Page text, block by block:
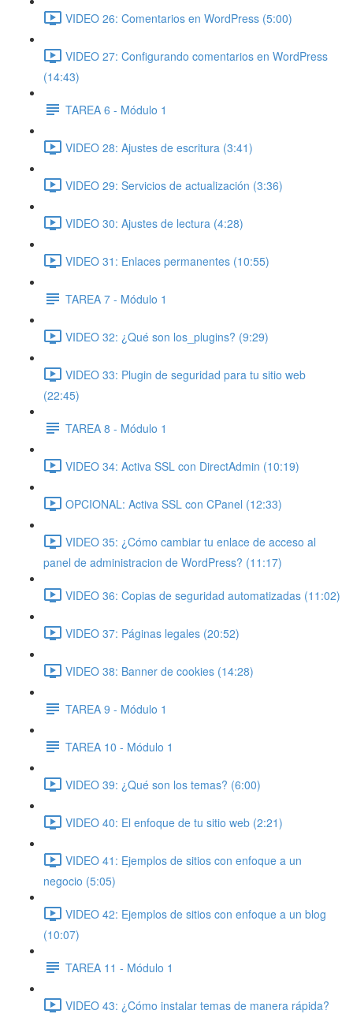
VIDEO 26: Comentarios en WordPress (5:00)
VIDEO 27: Configurando comentarios en WordPress
(14:43)
TAREA 6 - Módulo 1
VIDEO 28: Ajustes de escritura (3:41)
VIDEO 29: Servicios de actualización (3:36)
VIDEO 30: Ajustes de lectura (4:28)
VIDEO 31: Enlaces permanentes (10:55)
TAREA 7 - Módulo 1
VIDEO 32: ¿Qué son los_plugins? (9:29)
VIDEO 33: Plugin de seguridad para tu sitio web
(22:45)
TAREA 8 - Módulo 1
VIDEO 34: Activa SSL con DirectAdmin (10:19)
OPCIONAL: Activa SSL con CPanel (12:33)
VIDEO 35: ¿Cómo cambiar tu enlace de acceso al
panel de administracion de WordPress? (11:17)
VIDEO 36: Copias de seguridad automatizadas (11:02)
VIDEO 37: Páginas legales (20:52)
VIDEO 38: Banner de cookies (14:28)
TAREA 9 - Módulo 1
TAREA 10 - Módulo 1
VIDEO 39: ¿Qué son los temas? (6:00)
VIDEO 40: El enfoque de tu sitio web (2:21)
VIDEO 41: Ejemplos de sitios con enfoque a un
negocio (5:05)
VIDEO 42: Ejemplos de sitios con enfoque a un blog
(10:07)
TAREA 11 - Módulo 1
VIDEO 43: ¿Cómo instalar temas de manera rápida?